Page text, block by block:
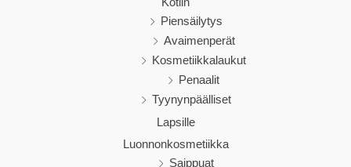
Kotiin
Piensäilytys
Avaimenperät
Kosmetiikkalaukut
Penaalit
Tyynynpäälliset
Lapsille
Luonnonkosmetiikka
Saippuat